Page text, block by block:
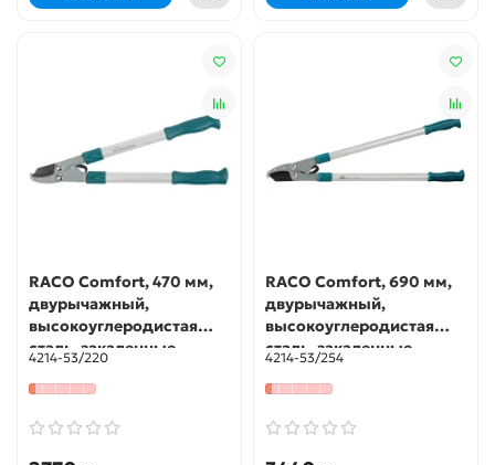
RACO Comfort, 470 мм,
двурычажный,
высокоуглеродистая
сталь, закаленные
лезвия, алюминиевые
рукоятки, малый
(4214-53/220)
4214-53/220
RACO Comfort, 690 мм,
двурычажный,
высокоуглеродистая
сталь, закаленные
лезвия, алюминиевые
рукоятки, большой
(4214-53/254)
4214-53/254